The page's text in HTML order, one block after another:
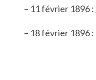
– 11 février 1896 :
– 18 février 1896 :